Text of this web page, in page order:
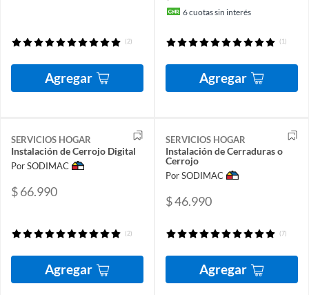
(2)
Agregar
6cuotas sin interés
(1)
Agregar
SERVICIOS HOGAR
Instalación de Cerrojo Digital
Por SODIMAC
$ 66.990
(2)
Agregar
SERVICIOS HOGAR
Instalación de Cerraduras o
Cerrojo
Por SODIMAC
$ 46.990
(7)
Agregar